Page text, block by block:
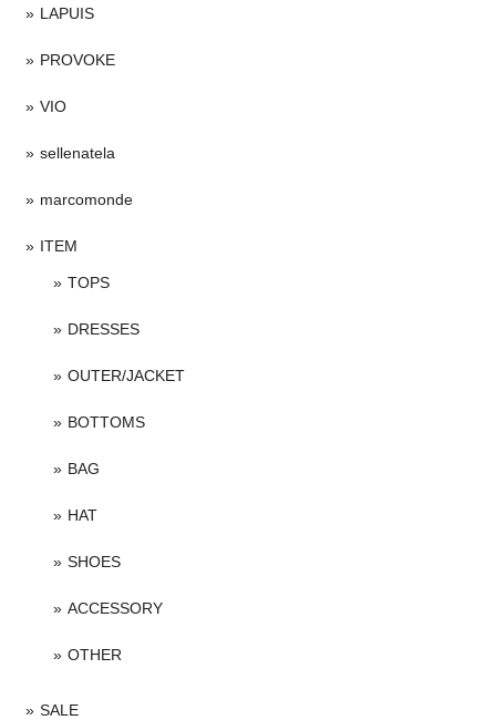
LAPUIS
PROVOKE
VIO
sellenatela
marcomonde
ITEM
TOPS
DRESSES
OUTER/JACKET
BOTTOMS
BAG
HAT
SHOES
ACCESSORY
OTHER
SALE